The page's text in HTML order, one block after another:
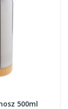
500ml